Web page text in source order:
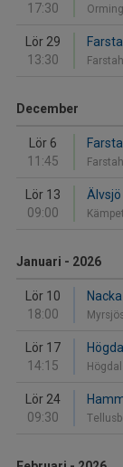
17:30
Lör 29
13:30
December
Lör 6
11:45
Lör 13
09:00
Älvsjö
Januari - 2026
Lör 10
18:00
Lör 17
14:15
Lör 24
09:30